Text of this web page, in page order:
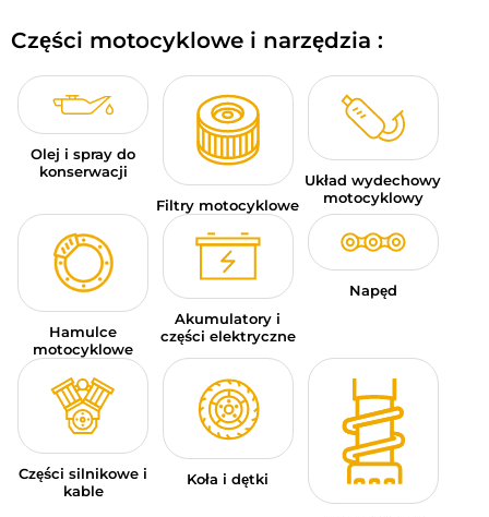
OKAZJE I PROMOCJE
KARTY PODARUNKOWE
PL | EUR € — MODYFIKUJ
MARKI
PORADY
SKONTAKTUJ SIĘ Z NAMI
Części motocyklowe i narzędzia :
Olej i spray do
konserwacji
Filtry motocyklowe
Układ wydechowy
motocyklowy
Hamulce
motocyklowe
Akumulatory i
części elektryczne
Napęd
Części silnikowe i
kable
Koła i dętki